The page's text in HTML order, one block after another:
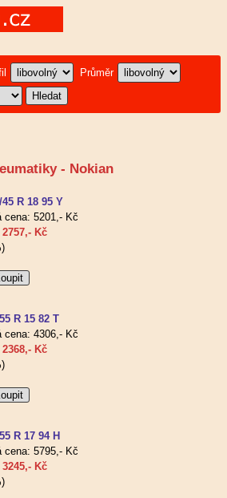
Průměr
- Nokian
R 18 95 Y
cena: 5201,- Kč
2757,- Kč
R 15 82 T
cena: 4306,- Kč
2368,- Kč
R 17 94 H
cena: 5795,- Kč
3245,- Kč